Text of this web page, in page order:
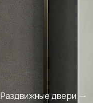
Раздвижные двери